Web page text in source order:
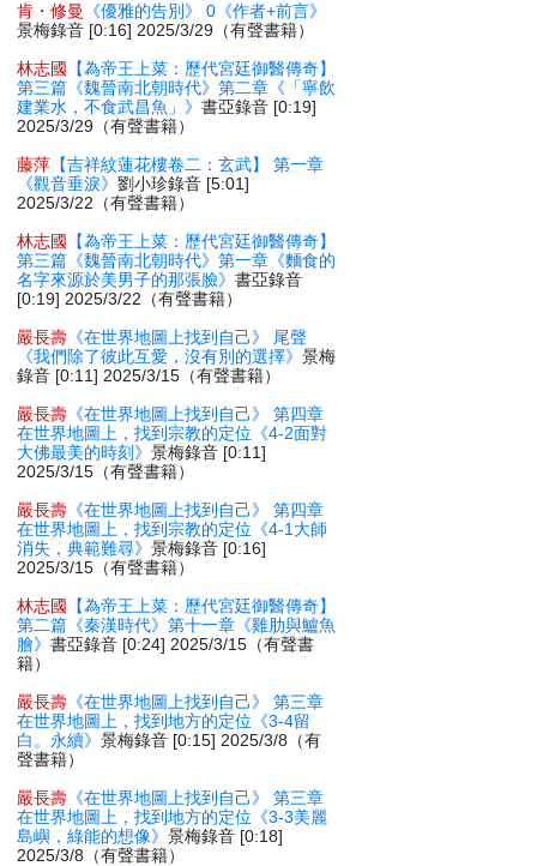
肯・修曼
《優雅的告別》 0《作者+前言》
景梅錄音 [0:16] 2025/3/29（有聲書籍）
林志國
【為帝王上菜：歷代宮廷御醫傳奇】
第三篇《魏晉南北朝時代》第二章《「寧飲
建業水，不食武昌魚」》書亞錄音 [0:19]
2025/3/29（有聲書籍）
藤萍 【吉祥紋蓮花樓卷二：玄武】 第一章
《觀音垂淚》劉小珍錄音 [5:01]
2025/3/22（有聲書籍）
林志國
【為帝王上菜：歷代宮廷御醫傳奇】
第三篇《魏晉南北朝時代》第一章《麵食的
名字來源於美男子的那張臉》書亞錄音
[0:19] 2025/3/22（有聲書籍）
嚴長壽 《在世界地圖上找到自己》 尾聲
《我們除了彼此互愛，沒有別的選擇》景梅
錄音 [0:11] 2025/3/15（有聲書籍）
嚴長壽 《在世界地圖上找到自己》 第四章
在世界地圖上，找到宗教的定位《4-2面對
大佛最美的時刻》景梅錄音 [0:11]
2025/3/15（有聲書籍）
嚴長壽 《在世界地圖上找到自己》 第四章
在世界地圖上，找到宗教的定位《4-1大師
消失，典範難尋》景梅錄音 [0:16]
2025/3/15（有聲書籍）
林志國
【為帝王上菜：歷代宮廷御醫傳奇】
第二篇《秦漢時代》第十一章《雞肋與鱸魚
膾》書亞錄音 [0:24] 2025/3/15（有聲書
籍）
嚴長壽 《在世界地圖上找到自己》 第三章
在世界地圖上，找到地方的定位《3-4留
白。永續》景梅錄音 [0:15] 2025/3/8（有
聲書籍）
嚴長壽 《在世界地圖上找到自己》 第三章
在世界地圖上，找到地方的定位《3-3美麗
島嶼，綠能的想像》景梅錄音 [0:18]
2025/3/8（有聲書籍）